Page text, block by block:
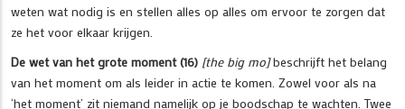
weten wat nodig is en stellen alles op alles om ervoor te zorgen dat
ze het voor elkaar krijgen.
De wet van het grote moment (16) [the big mo]beschrijft het belang
van het moment om als leider in actie te komen. Zowel voor als na
‘het moment’ zit niemand namelijk op je boodschap te wachten. Twee